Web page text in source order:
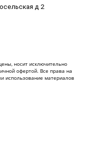
д 2
носит исключительно
офертой. Все права на
использование материалов